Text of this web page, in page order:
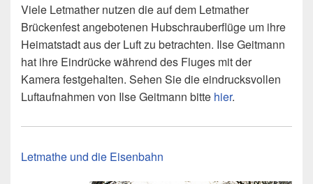
Viele Letmather nutzen die auf dem Letmather
Brückenfest angebotenen Hubschrauberflüge um ihre
Heimatstadt aus der Luft zu betrachten. Ilse Geitmann
hat ihre Eindrücke während des Fluges mit der
Kamera festgehalten. Sehen Sie die eindrucksvollen
Luftaufnahmen von Ilse Geitmann bitte hier.
Letmathe und die Eisenbahn